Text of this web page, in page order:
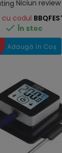
Niciun review
cu codul
 În stoc
Adaugă în Coș